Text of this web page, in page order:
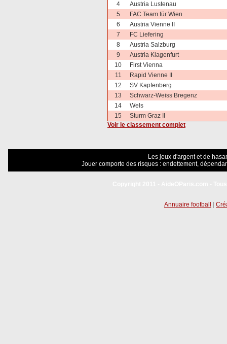
4
Austria Lustenau
5
FAC Team für Wien
6
Austria Vienne II
7
FC Liefering
8
Austria Salzburg
9
Austria Klagenfurt
10
First Vienna
11
Rapid Vienne II
12
SV Kapfenberg
13
Schwarz-Weiss Bregenz
14
Wels
15
Sturm Graz II
Voir le classement complet
Les jeux d'argent et de
Jouer comporte des risques : endettement,
Annuaire football